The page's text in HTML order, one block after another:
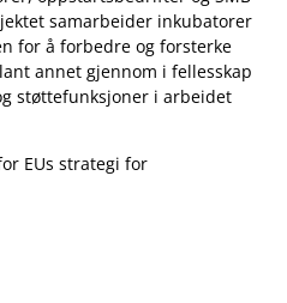
samarbeider inkubatorer
for å forbedre og forsterke
annet gjennom i fellesskap
støttefunksjoner i arbeidet
EUs strategi for